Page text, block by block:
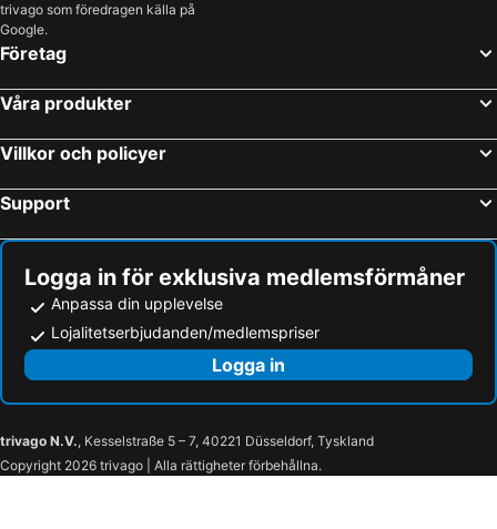
trivago som föredragen källa på
Google.
Företag
Våra produkter
Villkor och policyer
Support
Logga in för exklusiva medlemsförmåner
Anpassa din upplevelse
Lojalitetserbjudanden/medlemspriser
Logga in
trivago N.V., Kesselstraße 5 – 7, 40221 Düsseldorf, Tyskland
Copyright 2026 trivago | Alla rättigheter förbehållna.